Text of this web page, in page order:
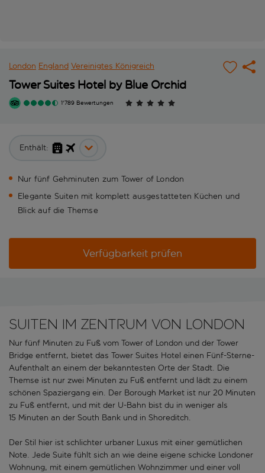
London England Vereinigtes Königreich
Tower Suites Hotel by Blue Orchid
1'789 Bewertungen
Enthält:
Nur fünf Gehminuten zum Tower of London
Elegante Suiten mit komplett ausgestatteten Küchen und
Blick auf die Themse
Verfügbarkeit prüfen
Suiten im Zentrum von London
Nur fünf Minuten zu Fuß vom Tower of London und der Tower
Bridge entfernt, bietet das Tower Suites Hotel einen Fünf-Sterne-
Aufenthalt an einem der bekanntesten Orte der Stadt. Die
Themse ist nur zwei Minuten zu Fuß entfernt und lädt zu einem
schönen Spaziergang ein. Der Borough Market ist nur 20 Minuten
zu Fuß entfernt, und mit der U-Bahn bist du in weniger als
15 Minuten an der South Bank und in Shoreditch.
Der Stil hier ist schlichter urbaner Luxus mit einer gemütlichen
Note. Jede Suite fühlt sich an wie deine eigene schicke Londoner
Wohnung, mit einem gemütlichen Wohnzimmer und einer voll